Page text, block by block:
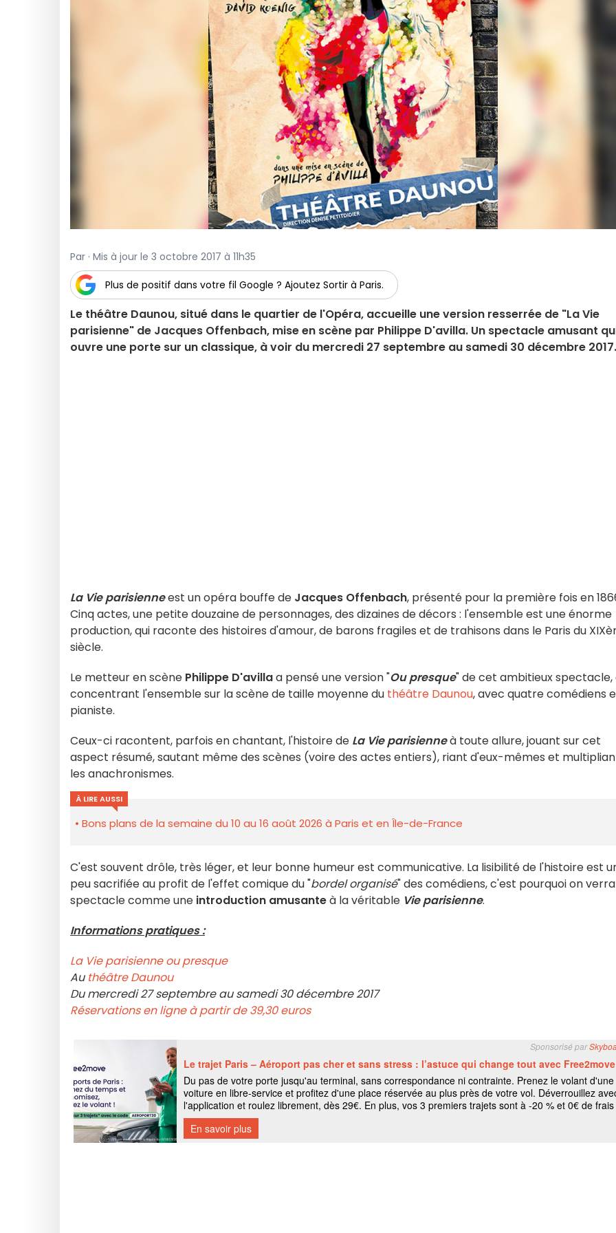
Par · Mis à jour le 3 octobre 2017 à 11h35
Plus de positif dans votre fil Google ? Ajoutez Sortir à Paris.
Le théâtre Daunou, situé dans le quartier de l'Opéra, accueille une version resserrée de "La Vie
parisienne" de Jacques Offenbach, mise en scène par Philippe D'avilla. Un spectacle amusant
ouvre une porte sur un classique, à voir du mercredi 27 septembre au samedi 30 décembre 2017.
La Vie parisienneest un opéra bouffe de Jacques Offenbach, présenté pour la première fois en
Cinq actes, une petite douzaine de personnages, des dizaines de décors : l'ensemble est une énorme
production, qui raconte des histoires d'amour, de barons fragiles et de trahisons dans le Paris du
siècle.
Le metteur en scène Philippe D'avillaa pensé une version "Ou presque" de cet ambitieux spectacle,
concentrant l'ensemble sur la scène de taille moyenne du théâtre Daunou, avec quatre comédiens
pianiste.
Ceux-ci racontent, parfois en chantant, l'histoire de La Vie parisienneà toute allure, jouant sur cet
aspect résumé, sautant même des scènes (voire des actes entiers), riant d'eux-mêmes et
les anachronismes.
À LIRE AUSSI
Bons plans de la semaine du 10 au 16 août 2026 à Paris et en Île-de-France
C'est souvent drôle, très léger, et leur bonne humeur est communicative. La lisibilité de l'histoire est
peu sacrifiée au profit de l'effet comique du "bordel organisé" des comédiens, c'est pourquoi on
spectacle comme une introduction amusanteà la véritable Vie parisienne.
Informations pratiques :
La Vie parisienne ou presque
Au théâtre Daunou
Du mercredi 27 septembre au samedi 30 décembre 2017
Réservations en ligne à partir de 39,30 euros